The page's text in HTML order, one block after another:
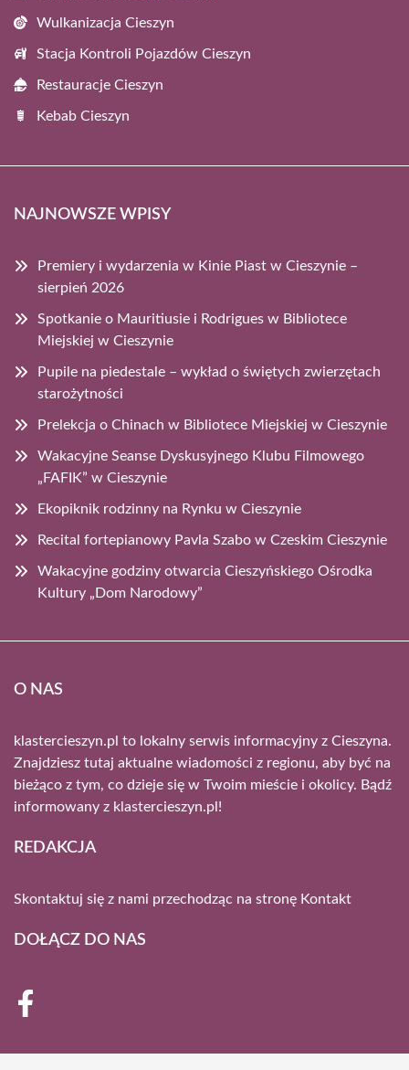
Wulkanizacja Cieszyn
Stacja Kontroli Pojazdów Cieszyn
Restauracje Cieszyn
Kebab Cieszyn
NAJNOWSZE WPISY
Premiery i wydarzenia w Kinie Piast w Cieszynie –
sierpień 2026
Spotkanie o Mauritiusie i Rodrigues w Bibliotece
Miejskiej w Cieszynie
Pupile na piedestale – wykład o świętych zwierzętach
starożytności
Prelekcja o Chinach w Bibliotece Miejskiej w Cieszynie
Wakacyjne Seanse Dyskusyjnego Klubu Filmowego
„FAFIK” w Cieszynie
Ekopiknik rodzinny na Rynku w Cieszynie
Recital fortepianowy Pavla Szabo w Czeskim Cieszynie
Wakacyjne godziny otwarcia Cieszyńskiego Ośrodka
Kultury „Dom Narodowy”
O NAS
klastercieszyn.pl to lokalny serwis informacyjny z Cieszyna.
Znajdziesz tutaj aktualne wiadomości z regionu, aby być na
bieżąco z tym, co dzieje się w Twoim mieście i okolicy. Bądź
informowany z klastercieszyn.pl!
REDAKCJA
Skontaktuj się z nami przechodząc na stronę Kontakt
DOŁĄCZ DO NAS